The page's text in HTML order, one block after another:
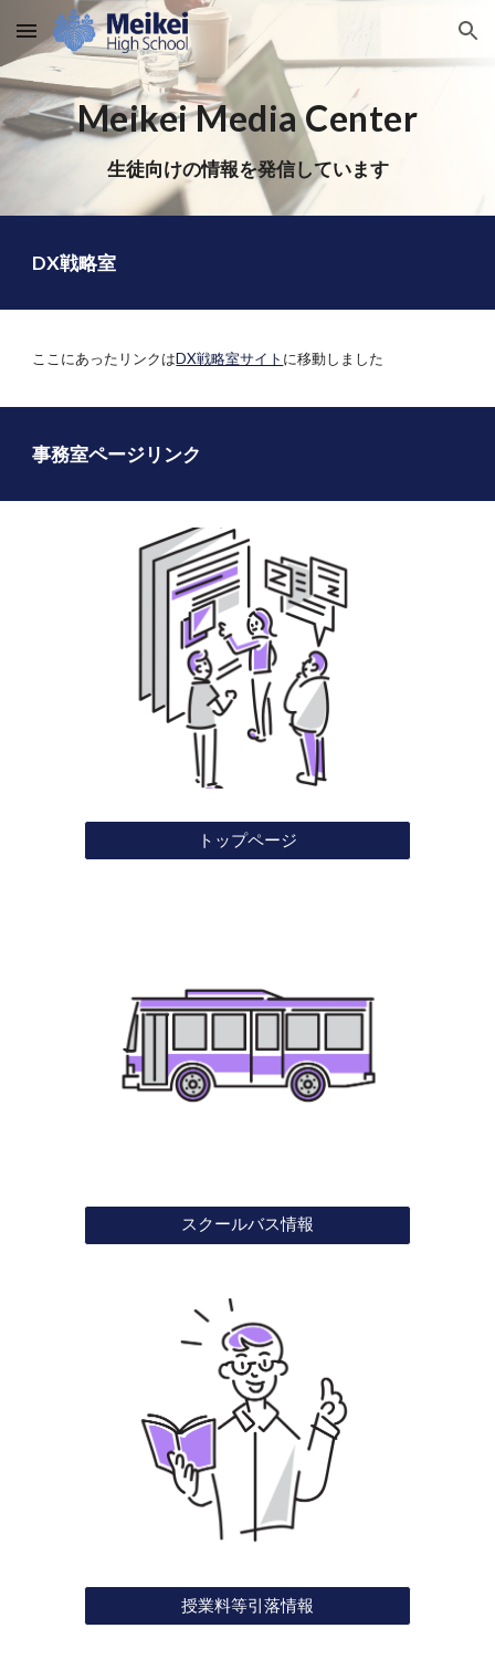
Skip to main content Skip to navigation
Meikei Media Center
生徒向けの情報を発信しています
DX戦略室
ここにあったリンクはDX戦略室サイト に移動しました
事務室ページリンク
トップページ
スクールバス情報
授業料等引落情報